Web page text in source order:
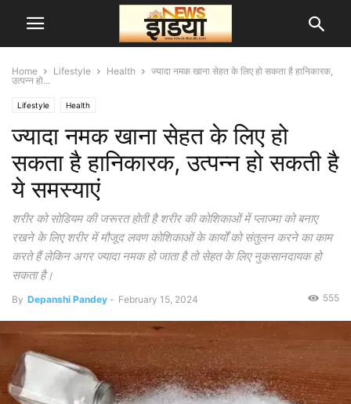
Home Lifestyle Health
ज्यादा नमक खाना सेहत के लिए हो सकता है हानिकारक,
उत्पन्न हो...
Lifestyle Health
ज्यादा नमक खाना सेहत के लिए हो
सकता है हानिकारक, उत्पन्न हो सकती है
ये समस्याएं
शरीर को सोडियम की जरूरत होती है शरीर की कोशिकाओं में प्लाज्मा को बनाए
रखने के लिए शरीर में मौजूद लवण कोशिकाओं के कार्यों को संतुलन करने का काम
करते हैं लेकिन अगर ज्यादा नमक हो जाता है तो सेहत के लिए नुकसानदायक हो
सकता है।
By Depanshi Pandey - February 15, 2024 555